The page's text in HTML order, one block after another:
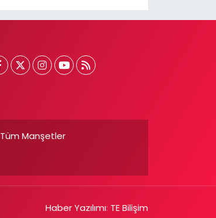
Tüm Manşetler
Haber Yazılımı: TE Bilişim